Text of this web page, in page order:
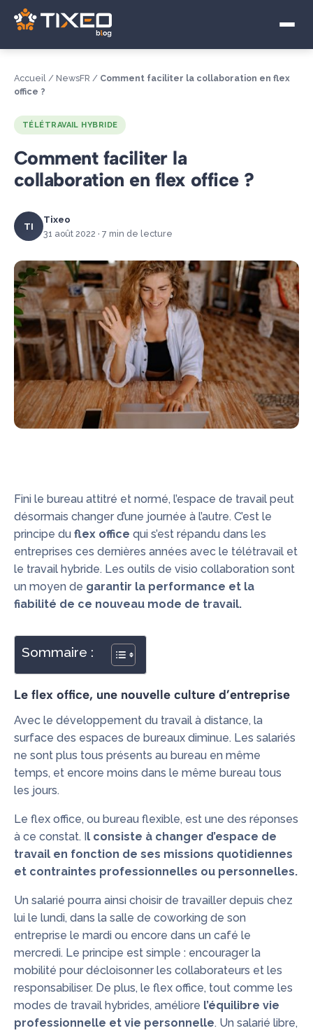
Visioconférence
Souveraineté numérique
Accueil / NewsFR / Comment faciliter la collaboration en flex
office ?
TÉLÉTRAVAIL HYBRIDE
Comment faciliter la
collaboration en flex office ?
TI
Tixeo
31 août 2022 · 7 min de lecture
Fini le bureau attitré et normé, l’espace de travail peut
désormais changer d’une journée à l’autre. C’est le
principe du flex office qui s’est répandu dans les
entreprises ces dernières années avec le télétravail et
le travail hybride. Les outils de visio collaboration sont
un moyen de garantir la performance et la
fiabilité de ce nouveau mode de travail.
Sommaire :
Le flex office, une nouvelle culture d’entreprise
Avec le développement du travail à distance, la
surface des espaces de bureaux diminue. Les salariés
ne sont plus tous présents au bureau en même
temps, et encore moins dans le même bureau tous
les jours.
Le flex office, ou bureau flexible, est une des réponses
à ce constat. Il consiste à changer d’espace de
travail en fonction de ses missions quotidiennes
et contraintes professionnelles ou personnelles.
Un salarié pourra ainsi choisir de travailler depuis chez
lui le lundi, dans la salle de coworking de son
entreprise le mardi ou encore dans un café le
mercredi. Le principe est simple : encourager la
mobilité pour décloisonner les collaborateurs et les
responsabiliser. De plus, le flex office, tout comme les
modes de travail hybrides, améliore l’équilibre vie
professionnelle et vie personnelle. Un salarié libre,